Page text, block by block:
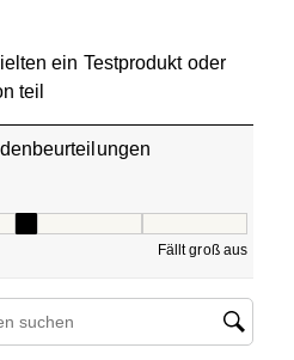
ein Testprodukt oder
teil
Fällt groß aus
Suchregion